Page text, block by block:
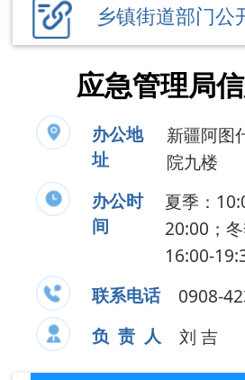
办公地
址
新疆阿图什市帕
院九楼
办公时
间
夏季：10:00-
20:00；冬季：
16:00-19:30（
联系电话
0908-4235192
负 责 人
刘 吉
公开事项
领导成员